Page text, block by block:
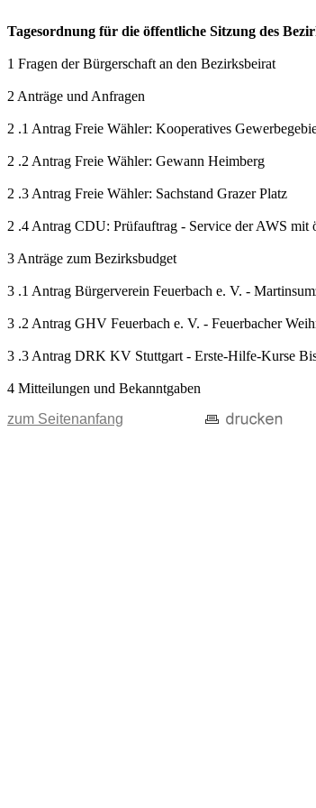
Tagesordnung für die öffentliche Sitzung des
1 Fragen der Bürgerschaft an den Bezirksbeirat
2 Anträge und Anfragen
2 .1 Antrag Freie Wähler: Kooperatives
2 .2 Antrag Freie Wähler: Gewann Heimberg
2 .3 Antrag Freie Wähler: Sachstand Grazer Platz
2 .4 Antrag CDU: Prüfauftrag - Service der AWS mit
3 Anträge zum Bezirksbudget
3 .1 Antrag Bürgerverein Feuerbach e. V. -
3 .2 Antrag GHV Feuerbach e. V. - Feuerbacher
3 .3 Antrag DRK KV Stuttgart - Erste-Hilfe-Kurse
4 Mitteilungen und Bekanntgaben
zum Seitenanfang